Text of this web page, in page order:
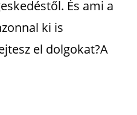
És ami a
ki is
el dolgokat?A